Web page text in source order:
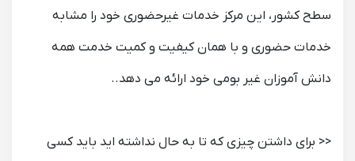
سطح کشور، این مرکز خدمات غیرحضوری خود را مشابه
خدمات حضوری و با همان کیفیت و کمیت خدمت همه
دانش آموزان غیر بومی خود ارائه می دهد..
<< برای داشتن چیزی که تا به حال نداشته اید باید کسی